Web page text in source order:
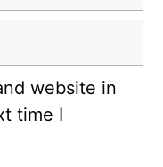
website in
time I